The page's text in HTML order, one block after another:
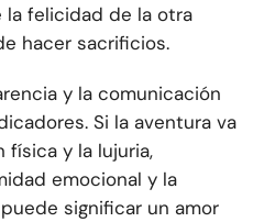
felicidad de la otra
hacer sacrificios.
y la comunicación
Si la aventura va
física y la lujuria,
emocional y la
significar un amor